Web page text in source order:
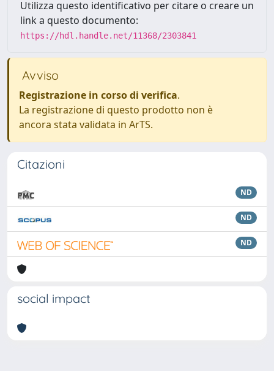
Utilizza questo identificativo per citare o creare un
link a questo documento:
https://hdl.handle.net/11368/2303841
Avviso
Registrazione in corso di verifica.
La registrazione di questo prodotto non è
ancora stata validata in ArTS.
Citazioni
ND
ND
ND
social impact